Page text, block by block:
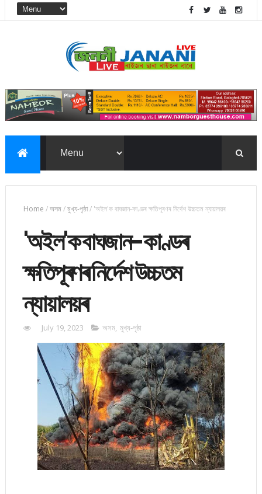
Home /অসম/মুখ্য-পৃষ্ঠা/ 'অইল'ক বাঘজান-কাণ্ডৰ ক্ষতিপূৰণৰ নির্দেশ উচ্চতম ন্যায়ালয়ৰ
'অইল'ক বাঘজান-কাণ্ডৰ
ক্ষতিপূৰণৰ নির্দেশ উচ্চতম
ন্যায়ালয়ৰ
July 19, 2023 অসম, মুখ্য-পৃষ্ঠা